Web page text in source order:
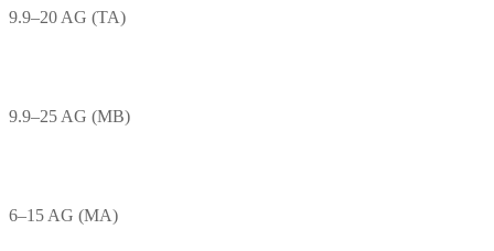
9.9–20 AG (TA)
9.9–25 AG (MB)
6–15 AG (MA)